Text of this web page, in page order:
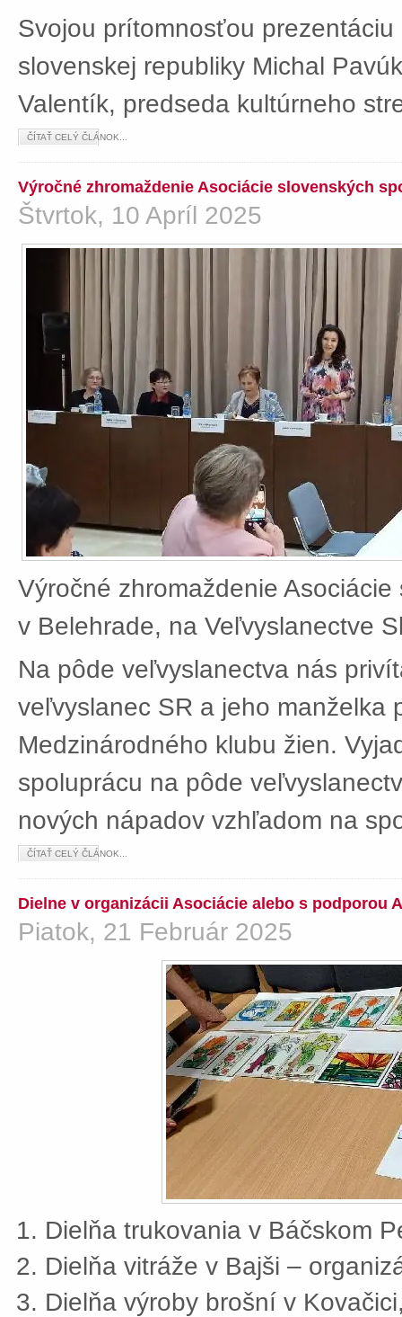
Svojou prítomnosťou
slovenskej republiky Michal
Valentík, predseda kultúrneho
ČÍTAŤ CELÝ ČLÁNOK...
Výročné zhromaždenie Asociácie slovenských
Štvrtok, 10 Apríl 2025
Výročné zhromaždenie
v Belehrade, na Veľvyslanectve
Na pôde veľvyslanectva nás
veľvyslanec SR a jeho manželka
Medzinárodného klubu žien.
spoluprácu na pôde
nových nápadov vzhľadom na
ČÍTAŤ CELÝ ČLÁNOK...
Dielne v organizácii Asociácie alebo s podporou
Piatok, 21 Február 2025
Dielňa trukovania v Báčskom
Dielňa vitráže v Bajši –
Dielňa výroby brošní v